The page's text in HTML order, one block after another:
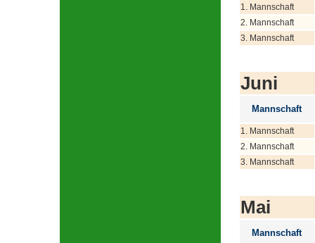
1. Mannschaft
2. Mannschaft
3. Mannschaft
Juni
Mannschaft
1. Mannschaft
2. Mannschaft
3. Mannschaft
Mai
Mannschaft